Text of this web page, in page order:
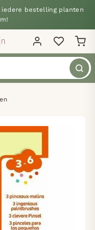
iedere bestelling planten